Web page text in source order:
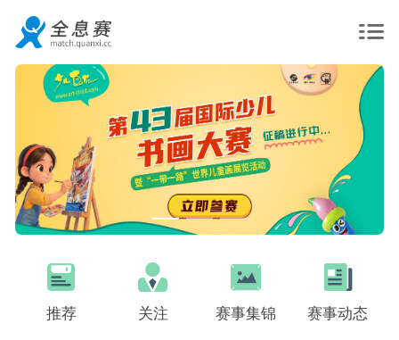
推荐 关注 赛事集锦 赛事动态